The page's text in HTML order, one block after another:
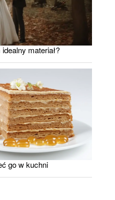
materiał?
go w kuchni